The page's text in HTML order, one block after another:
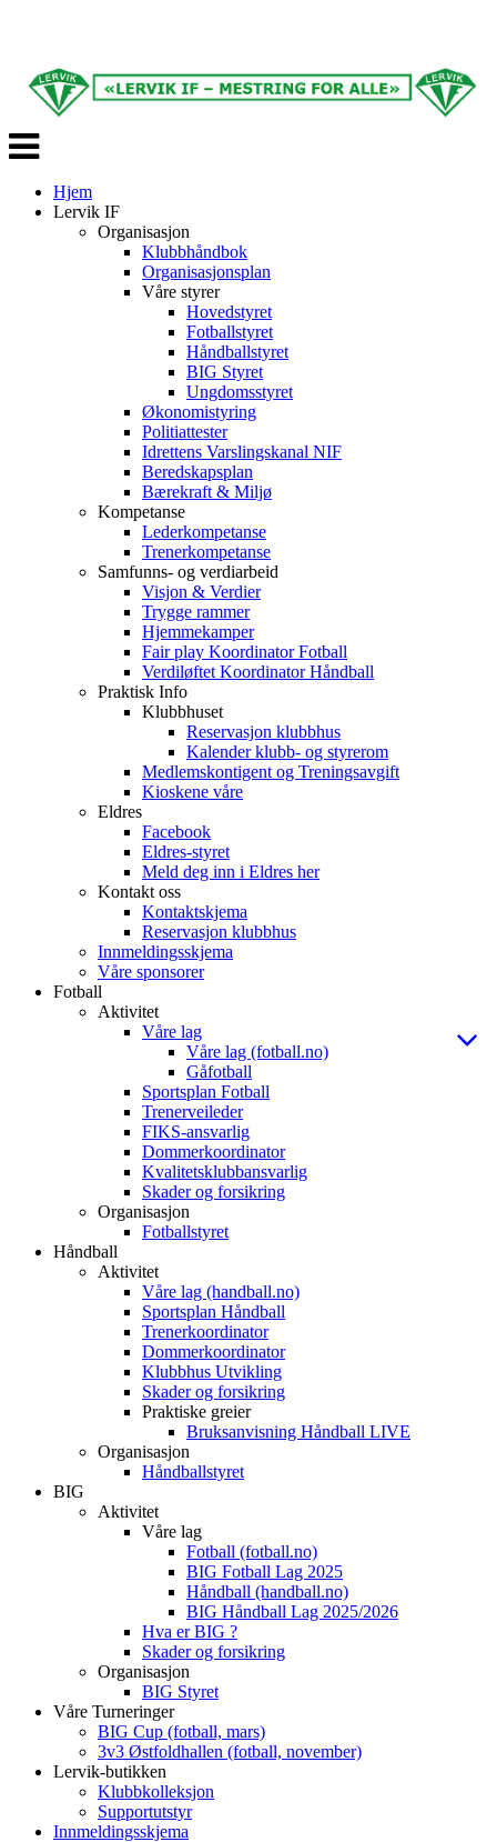
Veksle
navigasjon
Hjem
Lervik IF
Organisasjon
Klubbhåndbok
Organisasjonsplan
Våre styrer
Hovedstyret
Fotballstyret
Håndballstyret
BIG Styret
Ungdomsstyret
Økonomistyring
Politiattester
Idrettens Varslingskanal NIF
Beredskapsplan
Bærekraft & Miljø
Kompetanse
Lederkompetanse
Trenerkompetanse
Samfunns- og verdiarbeid
Visjon & Verdier
Trygge rammer
Hjemmekamper
Fair play Koordinator Fotball
Verdiløftet Koordinator Håndball
Praktisk Info
Klubbhuset
Reservasjon klubbhus
Kalender klubb- og styrerom
Medlemskontigent og Treningsavgift
Kioskene våre
Eldres
Facebook
Eldres-styret
Meld deg inn i Eldres her
Kontakt oss
Kontaktskjema
Reservasjon klubbhus
Innmeldingsskjema
Våre sponsorer
Fotball
Aktivitet
Våre lag
Våre lag (fotball.no)
Gåfotball
Sportsplan Fotball
Trenerveileder
FIKS-ansvarlig
Dommerkoordinator
Kvalitetsklubbansvarlig
Skader og forsikring
Organisasjon
Fotballstyret
Håndball
Aktivitet
Våre lag (handball.no)
Sportsplan Håndball
Trenerkoordinator
Dommerkoordinator
Klubbhus Utvikling
Skader og forsikring
Praktiske greier
Bruksanvisning Håndball LIVE
Organisasjon
Håndballstyret
BIG
Aktivitet
Våre lag
Fotball (fotball.no)
BIG Fotball Lag 2025
Håndball (handball.no)
BIG Håndball Lag 2025/2026
Hva er BIG ?
Skader og forsikring
Organisasjon
BIG Styret
Våre Turneringer
BIG Cup (fotball, mars)
3v3 Østfoldhallen (fotball, november)
Lervik-butikken
Klubbkolleksjon
Supportutstyr
Innmeldingsskjema